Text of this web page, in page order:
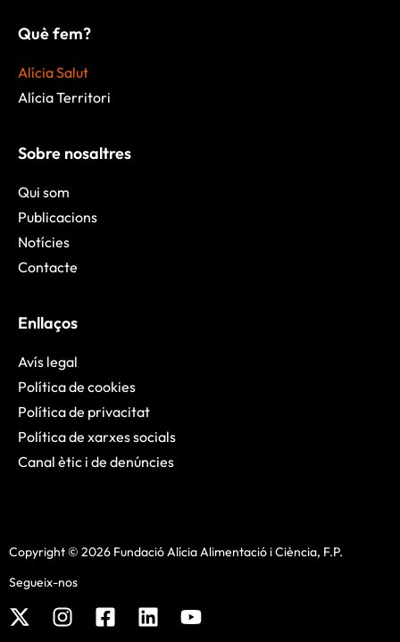
Què fem?
Alícia Salut
Alícia Territori
Sobre nosaltres
Qui som
Publicacions
Notícies
Contacte
Enllaços
Avís legal
Política de cookies
Política de privacitat
Política de xarxes socials
Canal ètic i de denúncies
Copyright © 2026 Fundació Alícia Alimentació i Ciència, F.P.
Segueix-nos